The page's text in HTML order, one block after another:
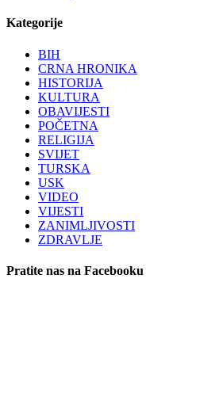
Kategorije
BIH
CRNA HRONIKA
HISTORIJA
KULTURA
OBAVIJESTI
POČETNA
RELIGIJA
SVIJET
TURSKA
USK
VIDEO
VIJESTI
ZANIMLJIVOSTI
ZDRAVLJE
Pratite nas na Facebooku